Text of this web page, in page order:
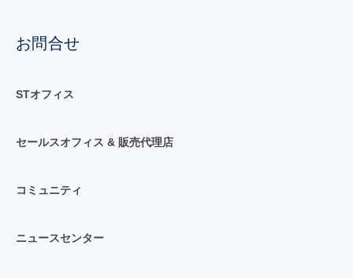
お問合せ
STオフィス
セールスオフィス & 販売代理店
コミュニティ
ニュースセンター